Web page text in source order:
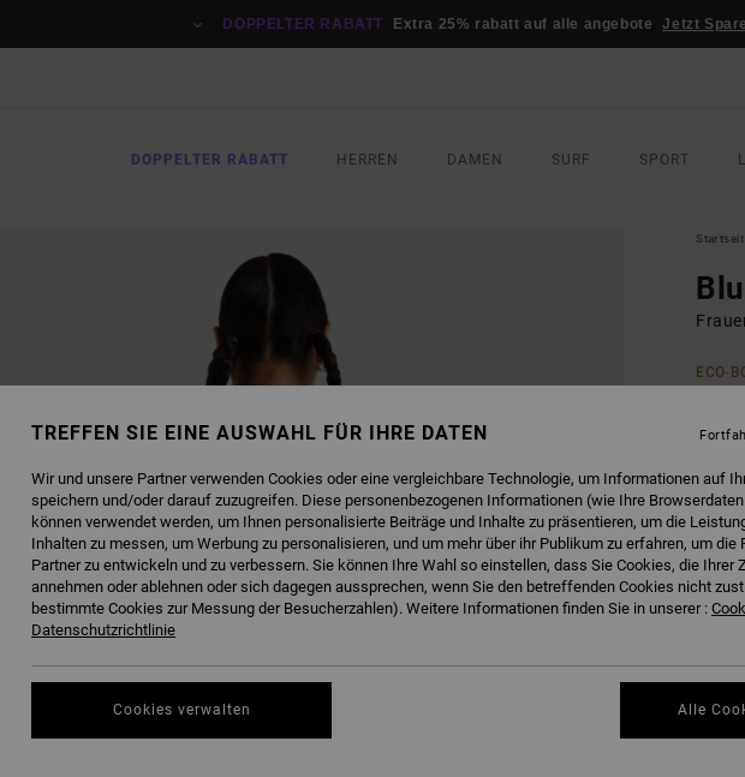
DOPPELTER RABATT Extra 25% rabatt auf alle angebote Jetzt
DOPPELTER RABATT HERREN DAMEN SURF SPORT
ECO-
SALE
TREFFEN SIE EINE AUSWAHL FÜR IHRE DATEN
Wir und unsere Partner verwenden Cookies oder eine vergleichbare Technologie, um Informationen auf
speichern und/oder darauf zuzugreifen. Diese personenbezogenen Informationen (wie Ihre
können verwendet werden, um Ihnen personalisierte Beiträge und Inhalte zu präsentieren, um die
Inhalten zu messen, um Werbung zu personalisieren, und um mehr über ihr Publikum zu erfahren, um die
Partner zu entwickeln und zu verbessern. Sie können Ihre Wahl so einstellen, dass Sie Cookies, die Ihrer
annehmen oder ablehnen oder sich dagegen aussprechen, wenn Sie den betreffenden Cookies nicht
bestimmte Cookies zur Messung der Besucherzahlen). Weitere Informationen finden Sie in unserer :
Datenschutzrichtlinie
Cookies verwalten Alle